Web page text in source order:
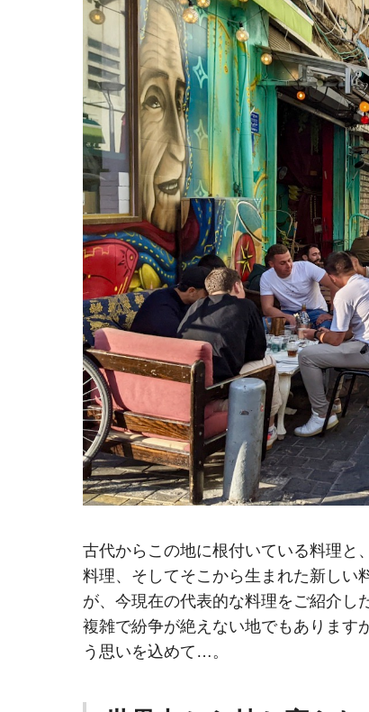
古代からこの地に根付いている料理と
料理、そしてそこから生まれた新しい
が、今現在の代表的な料理をご紹介し
複雑で紛争が絶えない地でもあります
う思いを込めて…。